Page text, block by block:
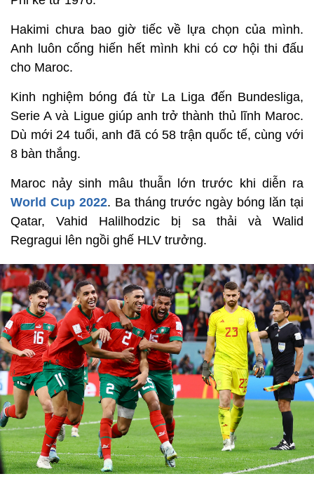
Hakimi chưa bao giờ tiếc về lựa chọn của mình.
Anh luôn cống hiến hết mình khi có cơ hội thi đấu
cho Maroc.
Kinh nghiệm bóng đá từ La Liga đến Bundesliga,
Serie A và Ligue giúp anh trở thành thủ lĩnh Maroc.
Dù mới 24 tuổi, anh đã có 58 trận quốc tế, cùng với
8 bàn thắng.
Maroc nảy sinh mâu thuẫn lớn trước khi diễn ra
World Cup 2022. Ba tháng trước ngày bóng lăn tại
Qatar, Vahid Halilhodzic bị sa thải và Walid
Regragui lên ngồi ghế HLV trưởng.